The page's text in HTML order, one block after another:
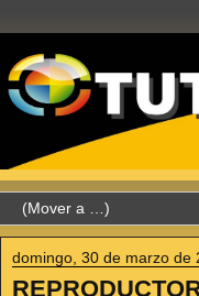
domingo, 30 de marzo de